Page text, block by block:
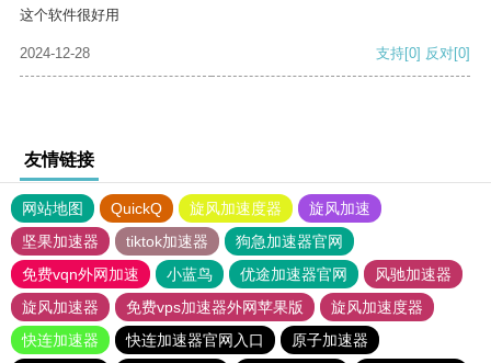
这个软件很好用
2024-12-28 支持[0] 反对[0]
友情链接
网站地图 QuickQ 旋风加速度器
旋风加速
坚果加速器
tiktok加速器
狗急加速器官网
免费vqn外网加速
小蓝鸟 优途加速器官网
风驰加速器
旋风加速器
免费vps加速器外网苹果版
旋风加速度器
快连加速器
快连加速器官网入口
原子加速器